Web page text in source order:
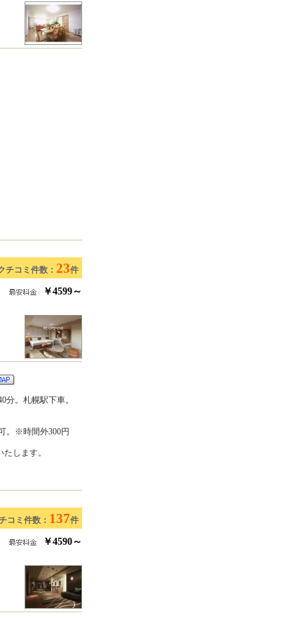
チコミ件数： 23件
￥4599～
分。札幌駅下車。
。※時間外300円
します。
コミ件数： 137件
￥4590～